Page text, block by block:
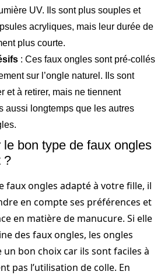
UV. Ils sont plus souples et
acryliques, mais leur durée de
plus courte.
: Ces faux ongles sont pré-collés
sur l’ongle naturel. Ils sont
et à retirer, mais ne tiennent
aussi longtemps que les autres
bon type de faux ongles
?
faux ongles adapté à votre fille, il
en compte ses préférences et
en matière de manucure. Si elle
des faux ongles, les ongles
bon choix car ils sont faciles à
pas l’utilisation de colle. En